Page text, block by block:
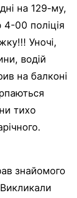
на 129-му,
00 поліція
Уночі,
водій
на балконі
тихо
знайомого